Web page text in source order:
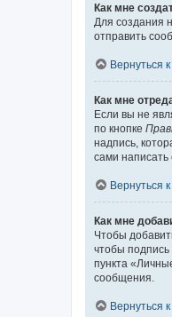
Как мне
Для создания
отправить
Вернуться
Как мне
Если вы не
по кнопке
надпись,
сами написать
Вернуться
Как мне
Чтобы
чтобы
пункта
сообщения.
Вернуться